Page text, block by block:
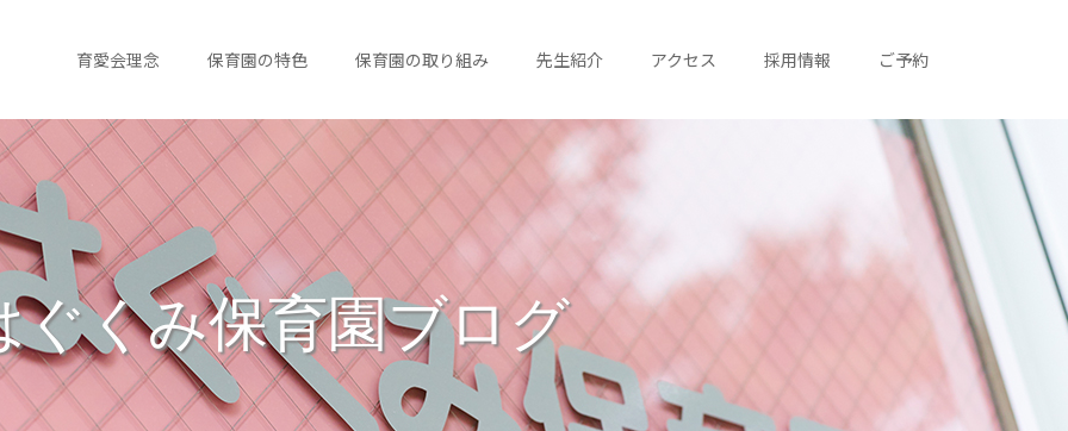
育愛会理念 保育園の特色 保育園の取り組み 先生紹介 アクセス 採用情報 ご予約
ぐくみ保育園ブログ